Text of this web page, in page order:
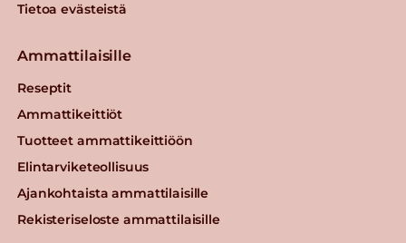
Tietoa evästeistä
Ammattilaisille
Reseptit
Ammattikeittiöt
Tuotteet ammattikeittiöön
Elintarviketeollisuus
Ajankohtaista ammattilaisille
Rekisteriseloste ammattilaisille